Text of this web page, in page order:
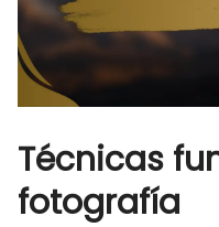
Técnicas
fotografía